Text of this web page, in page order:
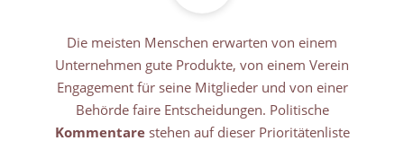
Die meisten Menschen erwarten von einem
Unternehmen gute Produkte, von einem Verein
Engagement für seine Mitglieder und von einer
Behörde faire Entscheidungen. Politische
Kommentarestehen auf dieser Prioritätenliste